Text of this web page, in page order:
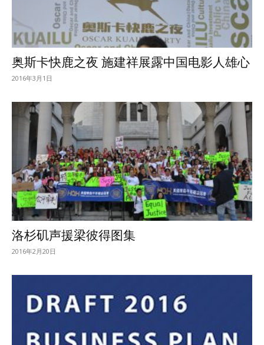
奥斯卡快鹿之夜 施建祥展露中国电影人雄心
2016年3月1日
洛杉矶声援梁彼得图集
2016年2月20日